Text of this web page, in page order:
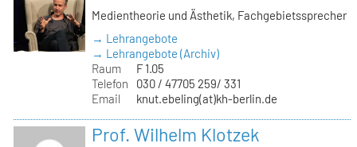
Medientheorie und Ästhetik, Fachgebietssprecher
→ Lehrangebote
→ Lehrangebote (Archiv)
Raum
F 1.05
Telefon
030 / 47705 259/ 331
Email
knut.ebeling(at)kh-berlin.de
Prof. Wilhelm Klotzek